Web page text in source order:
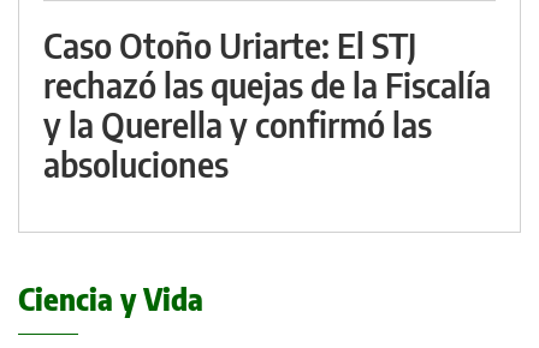
Caso Otoño Uriarte: El STJ
rechazó las quejas de la Fiscalía
y la Querella y confirmó las
absoluciones
Ciencia y Vida